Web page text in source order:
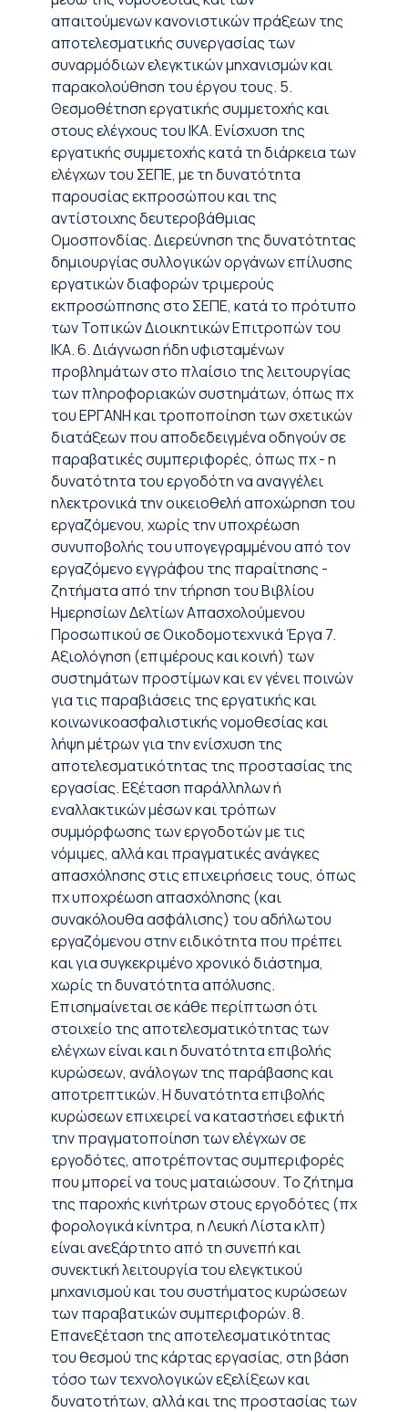
απαιτούμενων κανονιστικών πράξεων της
αποτελεσματικής συνεργασίας των
συναρμόδιων ελεγκτικών μηχανισμών και
παρακολούθηση του έργου τους. 5.
Θεσμοθέτηση εργατικής συμμετοχής και
στους ελέγχους του ΙΚΑ. Ενίσχυση της
εργατικής συμμετοχής κατά τη διάρκεια των
ελέγχων του ΣΕΠΕ, με τη δυνατότητα
παρουσίας εκπροσώπου και της
αντίστοιχης δευτεροβάθμιας
Ομοσπονδίας. Διερεύνηση της δυνατότητας
δημιουργίας συλλογικών οργάνων επίλυσης
εργατικών διαφορών τριμερούς
εκπροσώπησης στο ΣΕΠΕ, κατά το πρότυπο
των Τοπικών Διοικητικών Επιτροπών του
ΙΚΑ. 6. Διάγνωση ήδη υφισταμένων
προβλημάτων στο πλαίσιο της λειτουργίας
των πληροφοριακών συστημάτων, όπως πχ
του ΕΡΓΑΝΗ και τροποποίηση των σχετικών
διατάξεων που αποδεδειγμένα οδηγούν σε
παραβατικές συμπεριφορές, όπως πχ - η
δυνατότητα του εργοδότη να αναγγέλει
ηλεκτρονικά την οικειοθελή αποχώρηση του
εργαζόμενου, χωρίς την υποχρέωση
συνυποβολής του υπογεγραμμένου από τον
εργαζόμενο εγγράφου της παραίτησης -
ζητήματα από την τήρηση του Βιβλίου
Ημερησίων Δελτίων Απασχολούμενου
Προσωπικού σε Οικοδομοτεχνικά Έργα 7.
Αξιολόγηση (επιμέρους και κοινή) των
συστημάτων προστίμων και εν γένει ποινών
για τις παραβιάσεις της εργατικής και
κοινωνικοασφαλιστικής νομοθεσίας και
λήψη μέτρων για την ενίσχυση της
αποτελεσματικότητας της προστασίας της
εργασίας. Εξέταση παράλληλων ή
εναλλακτικών μέσων και τρόπων
συμμόρφωσης των εργοδοτών με τις
νόμιμες, αλλά και πραγματικές ανάγκες
απασχόλησης στις επιχειρήσεις τους, όπως
πχ υποχρέωση απασχόλησης (και
συνακόλουθα ασφάλισης) του αδήλωτου
εργαζόμενου στην ειδικότητα που πρέπει
και για συγκεκριμένο χρονικό διάστημα,
χωρίς τη δυνατότητα απόλυσης.
Επισημαίνεται σε κάθε περίπτωση ότι
στοιχείο της αποτελεσματικότητας των
ελέγχων είναι και η δυνατότητα επιβολής
κυρώσεων, ανάλογων της παράβασης και
αποτρεπτικών. Η δυνατότητα επιβολής
κυρώσεων επιχειρεί να καταστήσει εφικτή
την πραγματοποίηση των ελέγχων σε
εργοδότες, αποτρέποντας συμπεριφορές
που μπορεί να τους ματαιώσουν. Το ζήτημα
της παροχής κινήτρων στους εργοδότες (πχ
φορολογικά κίνητρα, η Λευκή Λίστα κλπ)
είναι ανεξάρτητο από τη συνεπή και
συνεκτική λειτουργία του ελεγκτικού
μηχανισμού και του συστήματος κυρώσεων
των παραβατικών συμπεριφορών. 8.
Επανεξέταση της αποτελεσματικότητας
του θεσμού της κάρτας εργασίας, στη βάση
τόσο των τεχνολογικών εξελίξεων και
δυνατοτήτων, αλλά και της προστασίας των